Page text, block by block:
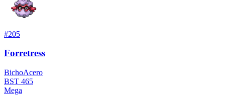
#205
Forretress
BichoAcero
BST 465
Mega